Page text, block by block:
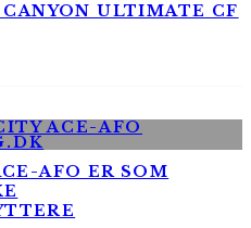
ULTIMATE CF
AFO ER SOM